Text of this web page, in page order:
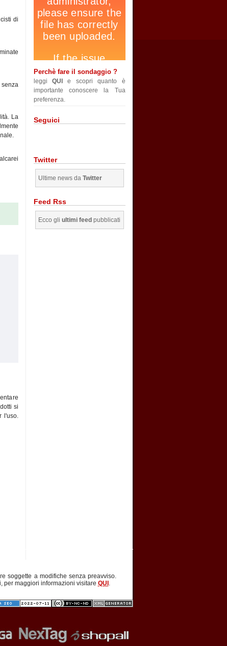
di
La
si
l'uso.
Perchè fare il sondaggio ?
leggi QUI
e scopri quanto è
importante conoscere la Tua
preferenza.
Seguici
Twitter
Ultime news da Twitter
Feed Rss
Ecco gli ultimi feed pubblicati
soggette a modifiche senza preavviso.
per maggiori informazioni visitare QUI .